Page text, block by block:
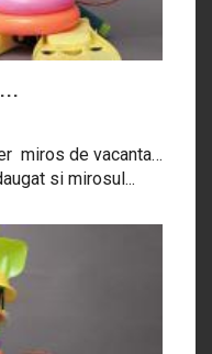
miros de vacanta…
si mirosul...